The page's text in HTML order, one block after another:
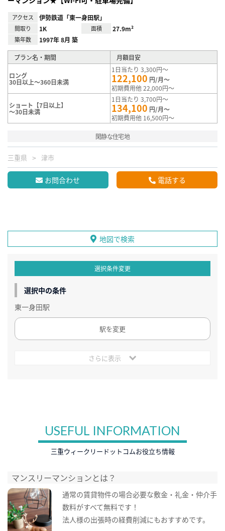
アクセス 伊勢鉄道「東一身田駅」
間取り 1K 面積 27.9m²
築年数 1997年 8月 築
プラン名・期間 月額目安
ロング
30日以上～360日未満
1日当たり 3,300円～
122,100 円/月～
初期費用他 22,000円～
ショート【7日以上】
～30日未満
1日当たり 3,700円～
134,100 円/月～
初期費用他 16,500円～
閑静な住宅地
三重県 津市
お問合わせ 電話する
地図で検索
選択条件変更
選択中の条件
東一身田駅
駅を変更
さらに表示
USEFUL INFORMATION
三重ウィークリードットコムお役立ち情報
マンスリーマンションとは？
通常の賃貸物件の場合必要な敷金・礼金・仲介手
数料がすべて無料です！
法人様の出張時の経費削減にもおすすめです。